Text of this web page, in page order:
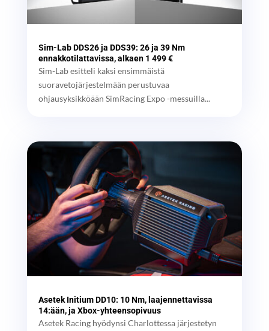
Sim-Lab DDS26 ja DDS39: 26 ja 39 Nm
ennakkotilattavissa, alkaen 1 499 €
Sim-Lab esitteli kaksi ensimmäistä
suoravetojärjestelmään perustuvaa
ohjausyksikköään SimRacing Expo -messuilla...
Asetek Initium DD10: 10 Nm, laajennettavissa
14:ään, ja Xbox-yhteensopivuus
Asetek Racing hyödynsi Charlottessa järjestetyn